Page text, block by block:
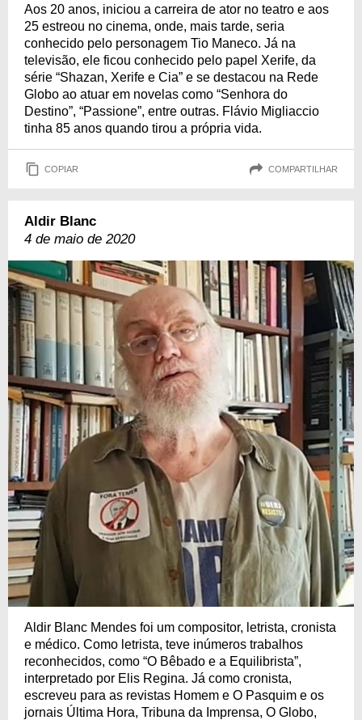
Aos 20 anos, iniciou a carreira de ator no teatro e aos
25 estreou no cinema, onde, mais tarde, seria
conhecido pelo personagem Tio Maneco. Já na
televisão, ele ficou conhecido pelo papel Xerife, da
série “Shazan, Xerife e Cia” e se destacou na Rede
Globo ao atuar em novelas como “Senhora do
Destino”, “Passione”, entre outras. Flávio Migliaccio
tinha 85 anos quando tirou a própria vida.
COPIAR COMPARTILHAR
Aldir Blanc
4 de maio de 2020
Aldir Blanc Mendes foi um compositor, letrista, cronista
e médico. Como letrista, teve inúmeros trabalhos
reconhecidos, como “O Bêbado e a Equilibrista”,
interpretado por Elis Regina. Já como cronista,
escreveu para as revistas Homem e O Pasquim e os
jornais Última Hora, Tribuna da Imprensa, O Globo,